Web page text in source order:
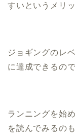
すいというメリ
ジョギングのレ
に達成できるの
ランニングを始
を読んでみるの